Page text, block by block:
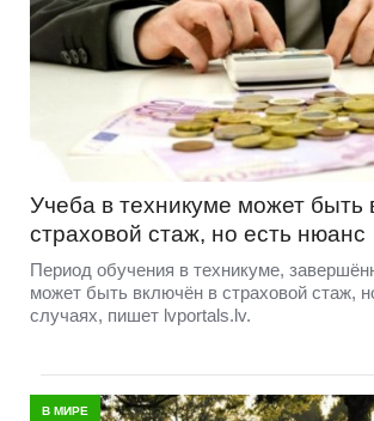
Учеба в техникуме может быть
страховой стаж, но есть нюанс
Период обучения в техникуме,
может быть включён в страховой стаж,
случаях, пишет lvportals.lv.
В МИРЕ